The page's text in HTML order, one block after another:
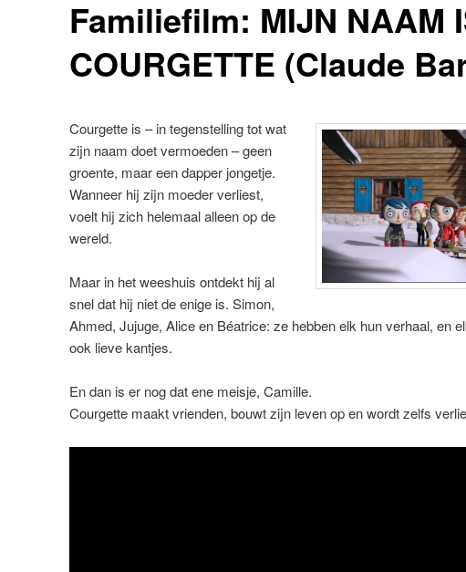
Familiefilm: MIJN NAAM
COURGETTE (Claude
Courgette is – in tegenstelling tot wat
zijn naam doet vermoeden – geen
groente, maar een dapper jongetje.
Wanneer hij zijn moeder verliest,
voelt hij zich helemaal alleen op de
wereld.
Maar in het weeshuis ontdekt hij al
snel dat hij niet de enige is. Simon,
Ahmed, Jujuge, Alice en Béatrice: ze hebben elk hun verhaal, en
ook lieve kantjes.
En dan is er nog dat ene meisje, Camille.
Courgette maakt vrienden, bouwt zijn leven op en wordt zelfs